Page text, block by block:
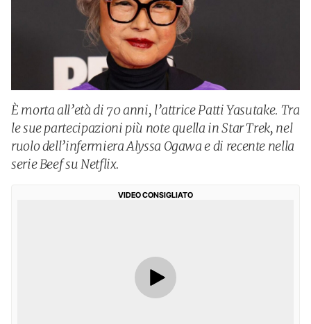
È morta all’età di 70 anni, l’attrice Patti Yasutake. Tra
le sue partecipazioni più note quella in Star Trek, nel
ruolo dell’infermiera Alyssa Ogawa e di recente nella
serie Beef su Netflix.
VIDEO CONSIGLIATO